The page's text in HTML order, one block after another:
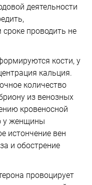
деятельности
проводить не
кости, у
кальция.
количество
из венозных
кровеносной
у женщины
истончение вен
и обострение
провоцирует